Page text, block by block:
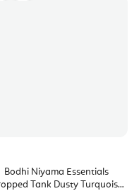
Bodhi Niyama Essentials
Tank Dusty Turquoise